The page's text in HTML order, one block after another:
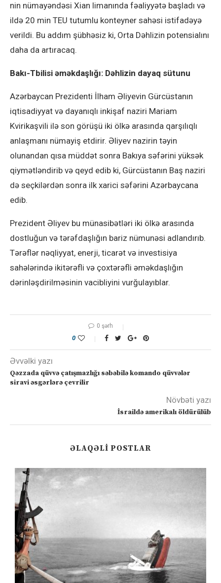
nin nümayəndəsi Xian limanında fəaliyyətə başladı və
ildə 20 min TEU tutumlu konteyner sahəsi istifadəyə
verildi. Bu addım şübhəsiz ki, Orta Dəhlizin potensialını
daha da artıracaq.
Bakı-Tbilisi əməkdaşlığı: Dəhlizin dayaq sütunu
Azərbaycan Prezidenti İlham Əliyevin Gürcüstanın
iqtisadiyyat və dayanıqlı inkişaf naziri Mariam
Kvirikaşvili ilə son görüşü iki ölkə arasında qarşılıqlı
anlaşmanı nümayiş etdirir. Əliyev nazirin təyin
olunandan qısa müddət sonra Bakıya səfərini yüksək
qiymətləndirib və qeyd edib ki, Gürcüstanın Baş naziri
də seçkilərdən sonra ilk xarici səfərini Azərbaycana
edib.
Prezident Əliyev bu münasibətləri iki ölkə arasında
dostluğun və tərəfdaşlığın bariz nümunəsi adlandırıb.
Tərəflər nəqliyyat, enerji, ticarət və investisiya
sahələrində ikitərəfli və çoxtərəfli əməkdaşlığın
dərinləşdirilməsinin vacibliyini vurğulayıblar.
0 şərh
0
Əvvəlki yazı
Qəzzada qüvvə çatışmazlığı səbəbilə komando qüvvələr
siravi əsgərlərə çevrilir
Növbəti yazı
İsraildə amerikalı öldürülüb
ƏLAQƏLI POSTLAR